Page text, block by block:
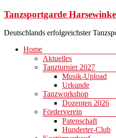
Zum
springen
Tanzsportgarde
Deutschlands erfolgreichster
Menü
Home
Aktuelles
Tanzturnier 2027
Musik-Upload
Urkunde
Tanzworkshop
Dozenten 2026
Förderverein
Patenschaft
Hunderter-Club